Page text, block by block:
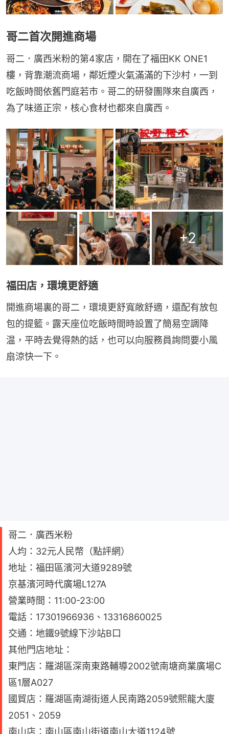
哥二首次開進商場
哥二．廣西米粉的第4家店，開在了福田KK ONE1
樓，背靠潮流商場，鄰近煙火氣滿滿的下沙村，一到
吃飯時間依舊門庭若市。哥二的研發團隊來自廣西，
為了味道正宗，核心食材也都來自廣西。
+2
福田店，環境更舒適
開進商場裏的哥二，環境更舒寬敞舒適，還配有放包
包的提籃。露天座位吃飯時間時設置了簡易空調降
温，平時去覺得熱的話，也可以向服務員詢問要小風
扇涼快一下。
哥二．廣西米粉
人均：32元人民幣（點評網）
地址：福田區濱河大道9289號
京基濱河時代廣場L127A
營業時間：11:00-23:00
電話：17301966936、13316860025
交通：地鐵9號線下沙站B口
其他門店地址：
東門店：羅湖區深南東路輔導2002號南塘商業廣場C
區1層A027
國貿店：羅湖區南湖街道人民南路2059號熙龍大廈
2051、2059
南山店：南山區南山街道南山大道1124號